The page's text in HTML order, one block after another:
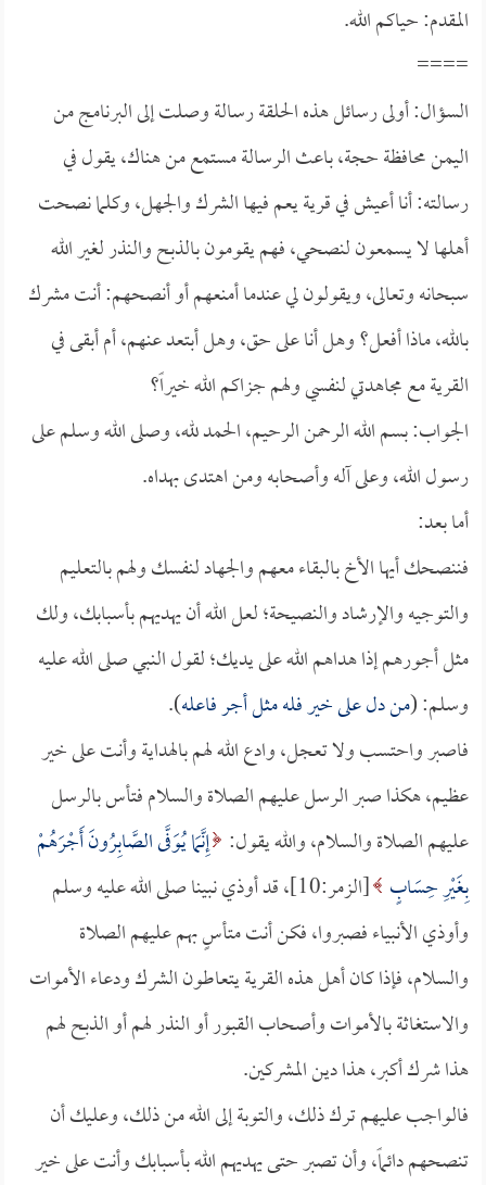
المقدم: حياكم الله.
====
السؤال: أولى رسائل هذه الحلقة رسالة وصلت إلى البرنامج من
اليمن محافظة حجة، باعث الرسالة مستمع من هناك، يقول في
رسالته: أنا أعيش في قرية يعم فيها الشرك والجهل، وكلما نصحت
أهلها لا يسمعون لنصحي، فهم يقومون بالذبح والنذر لغير الله
سبحانه وتعالى، ويقولون لي عندما أمنعهم أو أنصحهم: أنت مشرك
بالله، ماذا أفعل؟ وهل أنا على حق، وهل أبتعد عنهم، أم أبقى في
القرية مع مجاهدتي لنفسي ولهم جزاكم الله خيراً؟
الجواب: بسم الله الرحمن الرحيم، الحمد لله، وصلى الله وسلم على
رسول الله، وعلى آله وأصحابه ومن اهتدى بهداه.
أما بعد:
فننصحك أيها الأخ بالبقاء معهم والجهاد لنفسك ولهم بالتعليم
والتوجيه والإرشاد والنصيحة؛ لعل الله أن يهديهم بأسبابك، ولك
مثل أجورهم إذا هداهم الله على يديك؛ لقول النبي صلى الله عليه
وسلم: (من دل على خير فله مثل أجر فاعله).
فاصبر واحتسب ولا تعجل، وادع الله لهم بالهداية وأنت على خير
عظيم، هكذا صبر الرسل عليهم الصلاة والسلام فتأس بالرسل
عليهم الصلاة والسلام، والله يقول: إِنَّمَا يُوَفَّى الصَّابِرُونَ أَجْرَهُمْ
بِغَيْرِ حِسَابٍ
[الزمر:10]، قد أوذي نبينا صلى الله عليه وسلم
وأوذي الأنبياء فصبروا، فكن أنت متأسٍ بهم عليهم الصلاة
والسلام، فإذا كان أهل هذه القرية يتعاطون الشرك ودعاء الأموات
والاستغاثة بالأموات وأصحاب القبور أو النذر لهم أو الذبح لهم
هذا شرك أكبر، هذا دين المشركين.
فالواجب عليهم ترك ذلك، والتوبة إلى الله من ذلك، وعليك أن
تنصحهم دائماً، وأن تصبر حتى يهديهم الله بأسبابك وأنت على خير